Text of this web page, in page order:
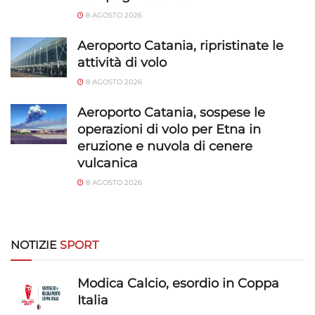
Garantire la sicurezza, prevenire e
rilevare frodi, correggere errori, Erogare
e presentare pubblicità e contenuto,
Salvare e comunicare le scelte sulla
privacy.
Sempre attivo
8 AGOSTO 2026
Aeroporto Catania, ripristinate le
attività di volo
8 AGOSTO 2026
Aeroporto Catania, sospese le
operazioni di volo per Etna in
eruzione e nuvola di cenere
vulcanica
8 AGOSTO 2026
NOTIZIE SPORT
Modica Calcio, esordio in Coppa
Italia